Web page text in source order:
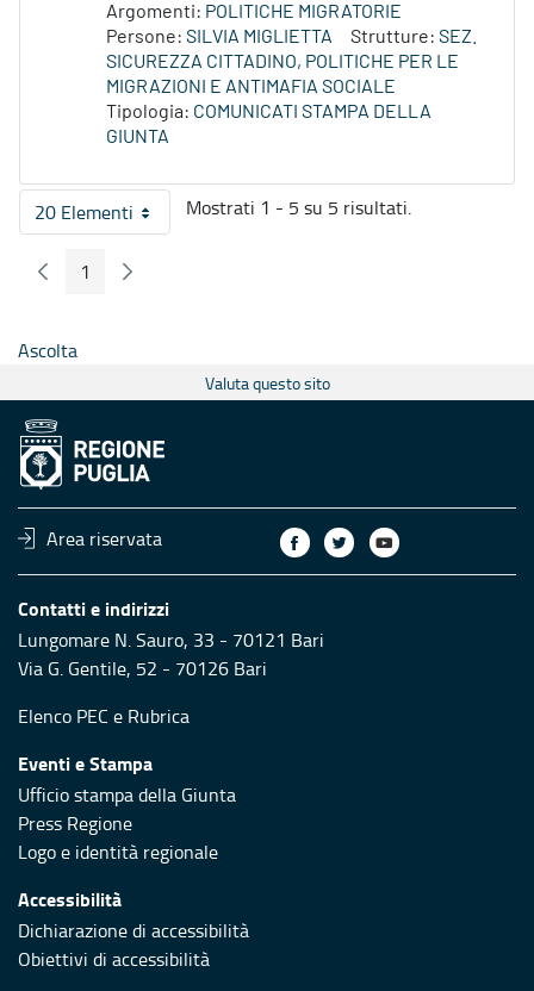
Argomenti: POLITICHE MIGRATORIE
Persone: SILVIA MIGLIETTA Strutture: SEZ.
SICUREZZA CITTADINO, POLITICHE PER LE
MIGRAZIONI E ANTIMAFIA SOCIALE
Tipologia: COMUNICATI STAMPA DELLA
GIUNTA
20 ElementiPer pagina
Mostrati 1 - 5 su 5 risultati.
Pagina Precedente
Pagina
1 Pagina Seguente
Ascolta
Valuta questo sito
Area riservata
Contatti e indirizzi
Lungomare N. Sauro, 33 - 70121 Bari
Via G. Gentile, 52 - 70126 Bari
Elenco PEC e Rubrica
Eventi e Stampa
Ufficio stampa della Giunta
Press Regione
Logo e identità regionale
Accessibilità
Dichiarazione di accessibilità
Obiettivi di accessibilità